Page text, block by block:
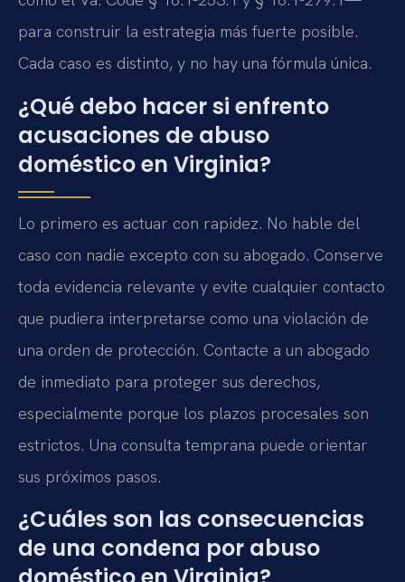
para construir la estrategia más fuerte posible.
Cada caso es distinto, y no hay una fórmula única.
¿Qué debo hacer si enfrento
acusaciones de abuso
doméstico en Virginia?
Lo primero es actuar con rapidez. No hable del
caso con nadie excepto con su abogado. Conserve
toda evidencia relevante y evite cualquier contacto
que pudiera interpretarse como una violación de
una orden de protección. Contacte a un abogado
de inmediato para proteger sus derechos,
especialmente porque los plazos procesales son
estrictos. Una consulta temprana puede orientar
sus próximos pasos.
¿Cuáles son las consecuencias
de una condena por abuso